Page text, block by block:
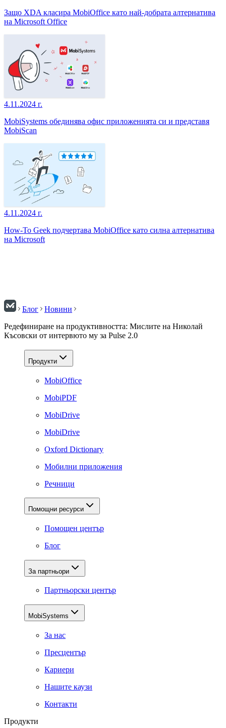
Защо XDA класира MobiOffice като най-добрата алтернатива
на Microsoft Office
4.11.2024 г.
MobiSystems обединява офис приложенията си и представя
MobiScan
4.11.2024 г.
How-To Geek подчертава MobiOffice като силна алтернатива
на Microsoft
Блог
Новини
Редефиниране на продуктивността: Мислите на Николай
Късовски от интервюто му за Pulse 2.0
Продукти
MobiOffice
MobiPDF
MobiDrive
MobiDrive
Oxford Dictionary
Мобилни приложения
Речници
Помощни ресурси
Помощен център
Блог
За партньори
Партньорски център
MobiSystems
За нас
Пресцентър
Кариери
Нашите каузи
Контакти
Продукти